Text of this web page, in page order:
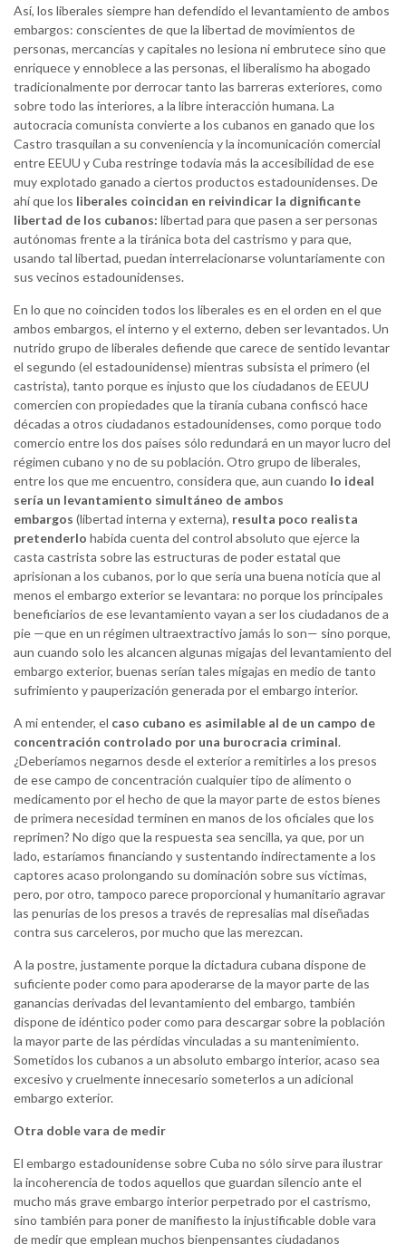
Así, los liberales siempre han defendido el levantamiento de ambos
embargos: conscientes de que la libertad de movimientos de
personas, mercancías y capitales no lesiona ni embrutece sino que
enriquece y ennoblece a las personas, el liberalismo ha abogado
tradicionalmente por derrocar tanto las barreras exteriores, como
sobre todo las interiores, a la libre interacción humana. La
autocracia comunista convierte a los cubanos en ganado que los
Castro trasquilan a su conveniencia y la incomunicación comercial
entre EEUU y Cuba restringe todavía más la accesibilidad de ese
muy explotado ganado a ciertos productos estadounidenses. De
ahí que los liberales coincidan en reivindicar la dignificante
libertad de los cubanos: libertad para que pasen a ser personas
autónomas frente a la tiránica bota del castrismo y para que,
usando tal libertad, puedan interrelacionarse voluntariamente con
sus vecinos estadounidenses.
En lo que no coinciden todos los liberales es en el orden en el que
ambos embargos, el interno y el externo, deben ser levantados. Un
nutrido grupo de liberales defiende que carece de sentido levantar
el segundo (el estadounidense) mientras subsista el primero (el
castrista), tanto porque es injusto que los ciudadanos de EEUU
comercien con propiedades que la tiranía cubana confiscó hace
décadas a otros ciudadanos estadounidenses, como porque todo
comercio entre los dos países sólo redundará en un mayor lucro del
régimen cubano y no de su población. Otro grupo de liberales,
entre los que me encuentro, considera que, aun cuando lo ideal
sería un levantamiento simultáneo de ambos
embargos (libertad interna y externa), resulta poco realista
pretenderlo habida cuenta del control absoluto que ejerce la
casta castrista sobre las estructuras de poder estatal que
aprisionan a los cubanos, por lo que sería una buena noticia que al
menos el embargo exterior se levantara: no porque los principales
beneficiarios de ese levantamiento vayan a ser los ciudadanos de a
pie —que en un régimen ultraextractivo jamás lo son— sino porque,
aun cuando solo les alcancen algunas migajas del levantamiento del
embargo exterior, buenas serían tales migajas en medio de tanto
sufrimiento y pauperización generada por el embargo interior.
A mi entender, el caso cubano es asimilable al de un campo de
concentración controlado por una burocracia criminal.
¿Deberíamos negarnos desde el exterior a remitirles a los presos
de ese campo de concentración cualquier tipo de alimento o
medicamento por el hecho de que la mayor parte de estos bienes
de primera necesidad terminen en manos de los oficiales que los
reprimen? No digo que la respuesta sea sencilla, ya que, por un
lado, estaríamos financiando y sustentando indirectamente a los
captores acaso prolongando su dominación sobre sus víctimas,
pero, por otro, tampoco parece proporcional y humanitario agravar
las penurias de los presos a través de represalias mal diseñadas
contra sus carceleros, por mucho que las merezcan.
A la postre, justamente porque la dictadura cubana dispone de
suficiente poder como para apoderarse de la mayor parte de las
ganancias derivadas del levantamiento del embargo, también
dispone de idéntico poder como para descargar sobre la población
la mayor parte de las pérdidas vinculadas a su mantenimiento.
Sometidos los cubanos a un absoluto embargo interior, acaso sea
excesivo y cruelmente innecesario someterlos a un adicional
embargo exterior.
Otra doble vara de medir
El embargo estadounidense sobre Cuba no sólo sirve para ilustrar
la incoherencia de todos aquellos que guardan silencio ante el
mucho más grave embargo interior perpetrado por el castrismo,
sino también para poner de manifiesto la injustificable doble vara
de medir que emplean muchos bienpensantes ciudadanos